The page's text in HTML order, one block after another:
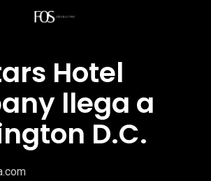
Hotel
llega a
D.C.